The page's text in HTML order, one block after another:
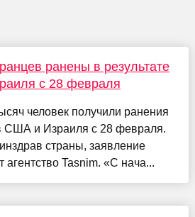
ранены в результате
с 28 февраля
человек получили ранения
США и Израиля с 28 февраля.
страны, заявление
агентство Tasnim. «С нача...